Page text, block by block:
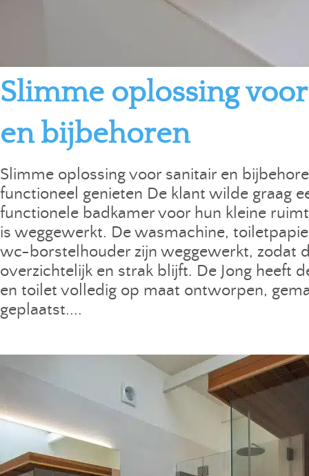
Slimme oplossing
en bijbehoren
Slimme oplossing voor sanitair en
functioneel genieten De klant wilde graag
functionele badkamer voor hun kleine
is weggewerkt. De wasmachine,
wc-borstelhouder zijn weggewerkt, zodat
overzichtelijk en strak blijft. De Jong heeft
en toilet volledig op maat ontworpen,
geplaatst....